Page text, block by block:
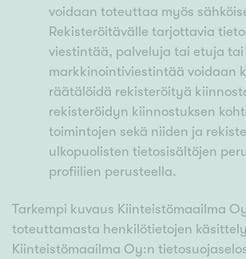
voidaan toteuttaa myös
Rekisteröitävälle tarjottavia
viestintää, palveluja tai etuja
markkinointiviestintää voidaan
räätälöidä rekisteröityä
rekisteröidyn kiinnostuksen
toimintojen sekä niiden ja
ulkopuolisten tietosisältöjen
profiilien perusteella.
Tarkempi kuvaus Kiinteistömaailma
toteuttamasta henkilötietojen
Kiinteistömaailma Oy:n